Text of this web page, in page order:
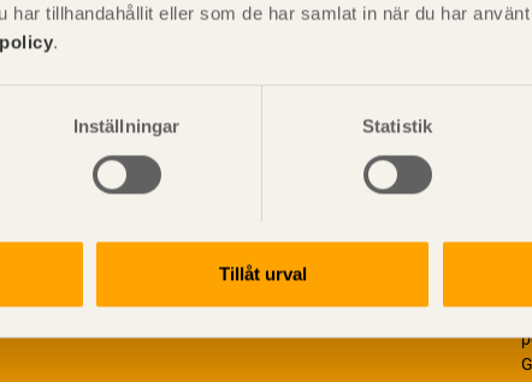
har tillhandahållit eller som de har samlat in när du har
.
Inställningar Statistik
Tillåt urval